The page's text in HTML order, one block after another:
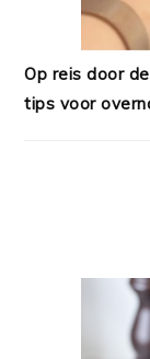
Op reis door
tips voor